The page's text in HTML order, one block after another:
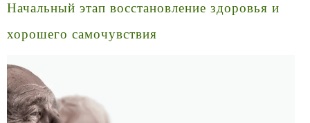
Начальный этап восстановление здоровья и
хорошего самочувствия